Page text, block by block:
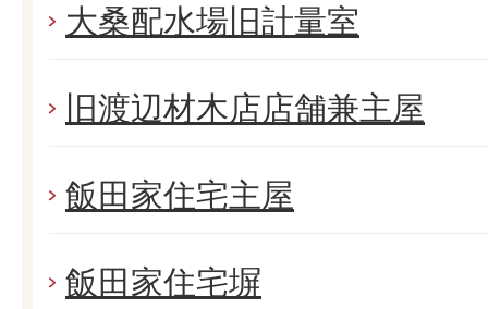
大桑配水場旧計量室
旧渡辺材木店店舗兼主屋
飯田家住宅主屋
飯田家住宅塀